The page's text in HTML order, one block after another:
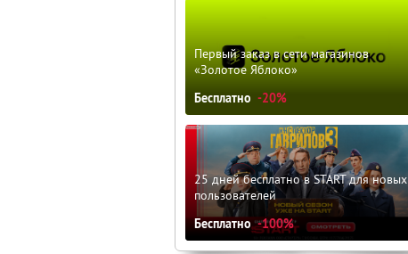
Первый заказ в сети магазинов
«Золотое Яблоко»
Бесплатно -20%
25 дней бесплатно в START для новых
пользователей
Бесплатно -100%